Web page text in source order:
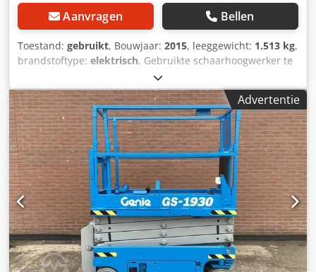
Aanvragen Bellen
Toestand: gebruikt, Bouwjaar: 2015, leeggewicht: 1.513 kg,
brandstoftype: elektrisch, Gebruikte schaarhoogwerker te
koop: Djdpfx Abeyz Dy Rs Djwa Bouwjaar: 2015-2016.
Gewicht: 1513 kilo. afmetingen: 1,65 x 0.82 meter. Platform
uitschuifbaar: 90 cm. Aandrijving: elektrisch. Hefvermogen:
227kg. Incl. nieuwe batterijen! Prijs per stuk: € 4.750,-. ex
BTW
Advertentie